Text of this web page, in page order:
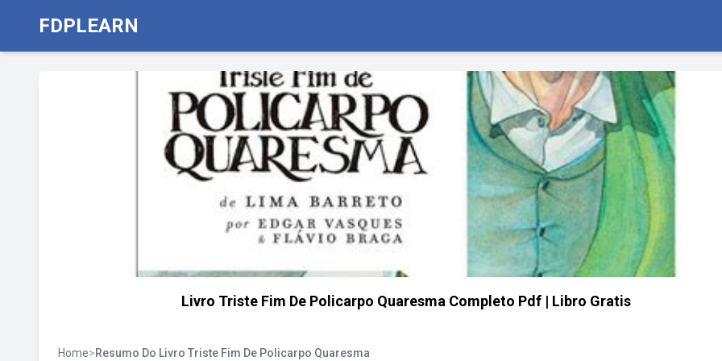
FDPLEARN
Livro Triste Fim De Policarpo Quaresma Completo Pdf | Libro Gratis
Home>Resumo Do Livro Triste Fim De Policarpo Quaresma